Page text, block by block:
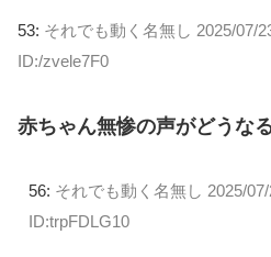
53: それでも動く名無し 2025/07/
ID:/zvele7F0
赤ちゃん無惨の声がどうな
56: それでも動く名無し 2025/
ID:trpFDLG10